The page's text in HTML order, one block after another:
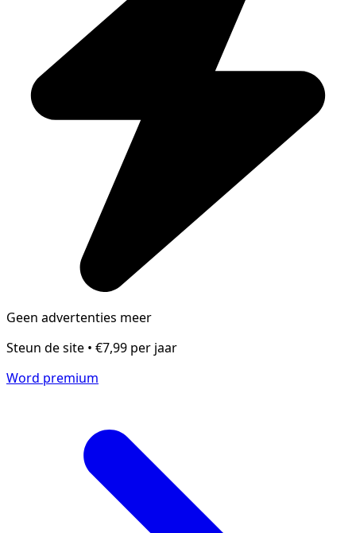
Geen advertenties meer
Steun de site • €7,99 per jaar
Word premium